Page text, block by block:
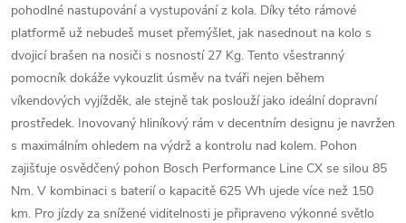
pohodlné nastupování a vystupování z kola. Díky této rámové
platformě už nebudeš muset přemýšlet, jak nasednout na kolo s
dvojicí brašen na nosiči s nosností 27 Kg. Tento všestranný
pomocník dokáže vykouzlit úsměv na tváři nejen během
víkendových vyjížděk, ale stejně tak poslouží jako ideální dopravní
prostředek. Inovovaný hliníkový rám v decentním designu je navržen
s maximálním ohledem na výdrž a kontrolu nad kolem. Pohon
zajišťuje osvědčený pohon Bosch Performance Line CX se silou 85
Nm. V kombinaci s baterií o kapacitě 625 Wh ujede více než 150
km. Pro jízdy za snížené viditelnosti je připraveno výkonné světlo